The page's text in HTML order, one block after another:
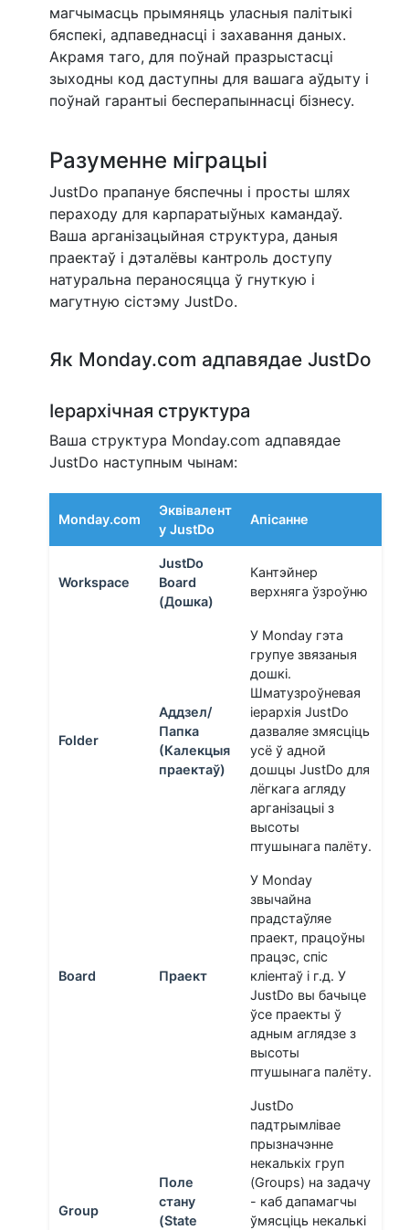
магчымасць прымяняць уласныя палітыкі
бяспекі, адпаведнасці і захавання даных.
Акрамя таго, для поўнай празрыстасці
зыходны код даступны для вашага аўдыту і
поўнай гарантыі бесперапыннасці бізнесу.
Разуменне міграцыі
JustDo прапануе бяспечны і просты шлях
пераходу для карпаратыўных камандаў.
Ваша арганізацыйная структура, даныя
праектаў і дэталёвы кантроль доступу
натуральна пераносяцца ў гнуткую і
магутную сістэму JustDo.
Як Monday.com адпавядае JustDo
Іерархічная структура
Ваша структура Monday.com адпавядае
JustDo наступным чынам:
Monday.com
Эквівалент
у JustDo
Апісанне
Workspace
JustDo
Board
(Дошка)
Кантэйнер
верхняга ўзроўню
Folder
Аддзел/
Папка
(Калекцыя
праектаў)
У Monday гэта
групуе звязаныя
дошкі.
Шматузроўневая
іерархія JustDo
дазваляе змясціць
усё ў адной
дошцы JustDo для
лёгкага агляду
арганізацыі з
высоты
птушынага палёту.
Board Праект
У Monday
звычайна
прадстаўляе
праект, працоўны
працэс, спіс
кліентаў і г.д. У
JustDo вы бачыце
ўсе праекты ў
адным аглядзе з
высоты
птушынага палёту.
Group
Поле
стану
(State
JustDo
падтрымлівае
прызначэнне
некалькіх груп
(Groups) на задачу
- каб дапамагчы
ўмясціць некалькі